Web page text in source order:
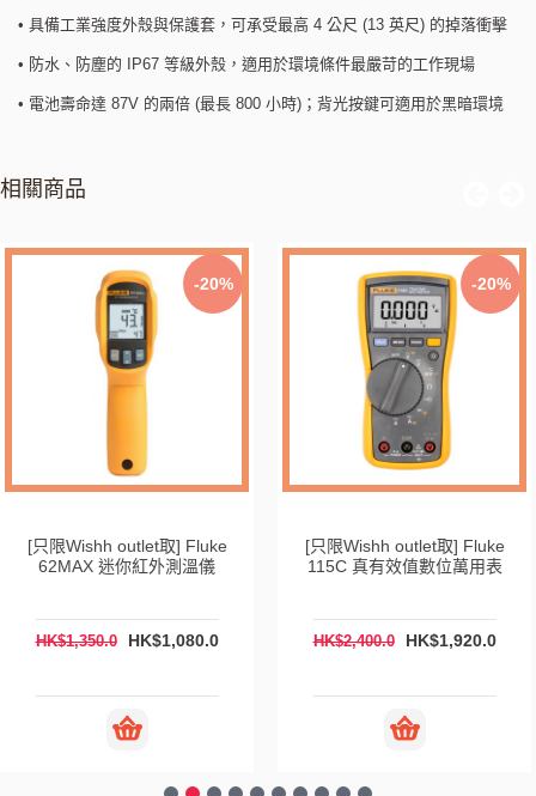
• 具備工業強度外殼與保護套，可承受最高 4 公尺 (13 英尺) 的掉落衝擊
• 防水、防塵的 IP67 等級外殼，適用於環境條件最嚴苛的工作現場
• 電池壽命達 87V 的兩倍 (最長 800 小時)；背光按鍵可適用於黑暗環境
相關商品
-20%
[只限Wishh outlet取] Fluke
62MAX 迷你紅外測溫儀
HK$1,350.0 HK$1,080.0
-20%
[只限Wishh outlet取] Fluke
115C 真有效值數位萬用表
HK$2,400.0 HK$1,920.0